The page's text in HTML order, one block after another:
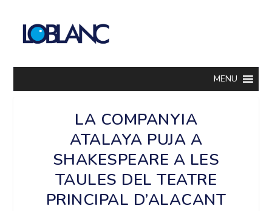
MENU
LA COMPANYIA
ATALAYA PUJA A
SHAKESPEARE A LES
TAULES DEL TEATRE
PRINCIPAL D’ALACANT